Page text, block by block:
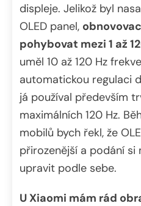
displeje. Jelikož byl
OLED panel,
pohybovat mezi 1 až
uměl 10 až 120 Hz
automatickou regulaci
já používal především
maximálních 120 Hz.
mobilů bych řekl, že
přirozenější a podání si
upravit podle sebe.
U Xiaomi mám rád